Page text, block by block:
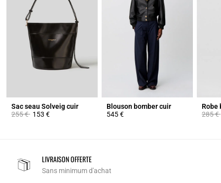
Sac seau Solveig cuir
Prix réduit à partir de
255 €à153 €
Blouson bomber cuir
545 €
Prix
285 €
LIVRAISON OFFERTE
Sans minimum d'achat